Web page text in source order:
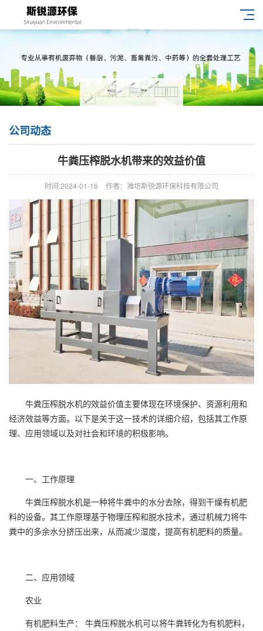
公司动态
牛粪压榨脱水机带来的效益价值
时间:2024-01-16 作者：潍坊斯锐源环保科技有限公司
牛粪压榨脱水机的效益价值主要体现在环境保护、资源利用和
经济效益等方面。以下是关于这一技术的详细介绍，包括其工作原
理、应用领域以及对社会和环境的积极影响。
一、工作原理
牛粪压榨脱水机是一种将牛粪中的水分去除，得到干燥有机肥
料的设备。其工作原理基于物理压榨和脱水技术，通过机械力将牛
粪中的多余水分挤压出来，从而减少湿度，提高有机肥料的质量。
二、应用领域
农业
有机肥料生产： 牛粪压榨脱水机可以将牛粪转化为有机肥料，